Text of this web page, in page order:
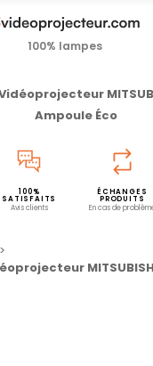
100% lampes
Ampoule Éco
100%
SATISFAITS
Avis clients
ÉCHANGES
PRODUITS
En cas de